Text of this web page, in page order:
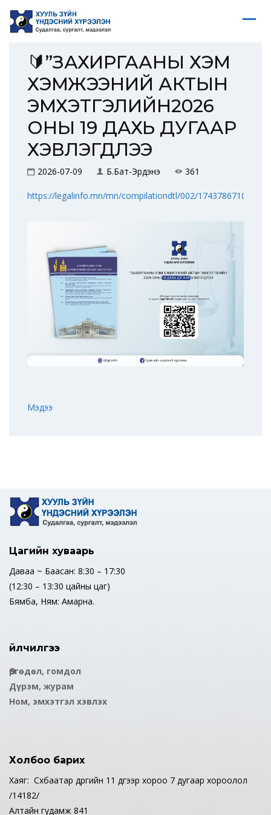
🔰”ЗАХИРГААНЫ ХЭМ
ХЭМЖЭЭНИЙ АКТЫН
ЭМХЭТГЭЛИЙН2026
ОНЫ 19 ДАХЬ ДУГААР
ХЭВЛЭГДЛЭЭ
2026-07-09 Б.Бат-Эрдэнэ 361
https://legalinfo.mn/mn/compilationdtl/002/17437867108472
Мэдээ
Цагийн хуваарь
Даваа ~ Баасан: 8:30 – 17:30
(12:30 – 13:30 цайны цаг)
Бямба, Ням: Амарна.
Үйлчилгээ
Өргөдөл, гомдол
Дүрэм, журам
Ном, эмхэтгэл хэвлэх
Холбоо барих
Хаяг: Сүхбаатар дүүргийн 11 дүгээр хороо 7 дугаар хороолол
/14182/
Алтайн гудамж 841